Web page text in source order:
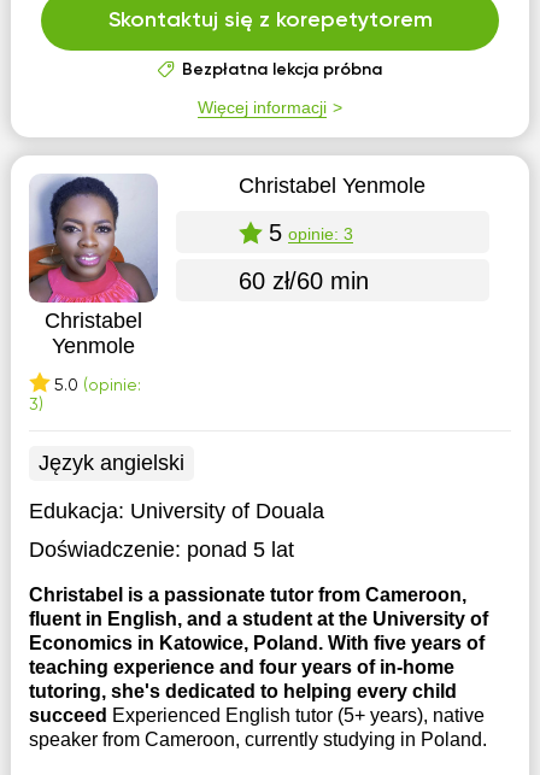
Skontaktuj się z korepetytorem
Bezpłatna lekcja próbna
Więcej informacji
Christabel
Yenmole
5.0 (opinie:
3)
Christabel Yenmole
5 opinie: 3
60 zł/60 min
Język angielski
Edukacja: University of Douala
Doświadczenie: ponad 5 lat
Christabel is a passionate tutor from Cameroon,
fluent in English, and a student at the University of
Economics in Katowice, Poland. With five years of
teaching experience and four years of in-home
tutoring, she's dedicated to helping every child
succeed Experienced English tutor (5+ years), native
speaker from Cameroon, currently studying in Poland.